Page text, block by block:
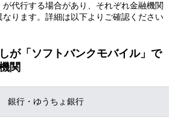
が代行する場合があり、それぞれ金融機関
なります。詳細は以下よりご確認ください
が「ソフトバンクモバイル」で
関
銀行・ゆうちょ銀行